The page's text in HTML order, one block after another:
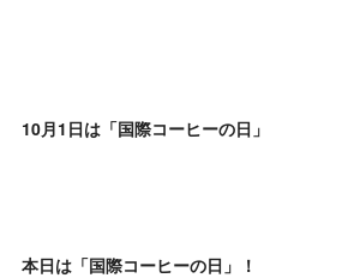
10月1日は「国際コーヒーの日」
本日は「国際コーヒーの日」！